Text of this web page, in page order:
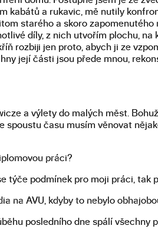
kabátů a rukavic, mě nutily
starého a skoro
díly, z nich utvořím plochu,
rozbiji jen proto, abych ji ze
její části jsou přede mnou,
a výlety do malých měst.
spoustu času musím věnovat
práci?
týče podmínek pro moji práci, tak
na AVU, kdyby to nebylo
posledního dne spálí všechny